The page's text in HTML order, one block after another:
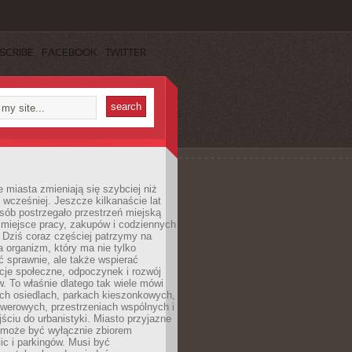
FACEBOOK TWITTER
miasta zmieniają się szybciej niż
wcześniej. Jeszcze kilkanaście lat
postrzegało przestrzeń miejską
miejsce pracy, zakupów i codziennych
Dziś coraz częściej patrzymy na
organizm, który ma nie tylko
sprawnie, ale także wspierać
społeczne, odpoczynek i rozwój
To właśnie dlatego tak wiele mówi
osiedlach, parkach kieszonkowych,
przestrzeniach wspólnych i
do urbanistyki. Miasto przyjazne
być wyłącznie zbiorem
i parkingów. Musi być